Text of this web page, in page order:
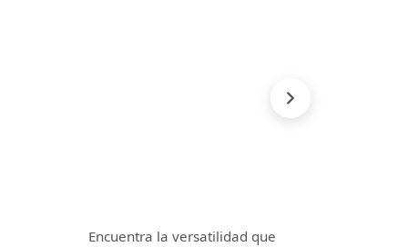
Encuentra la versatilidad que